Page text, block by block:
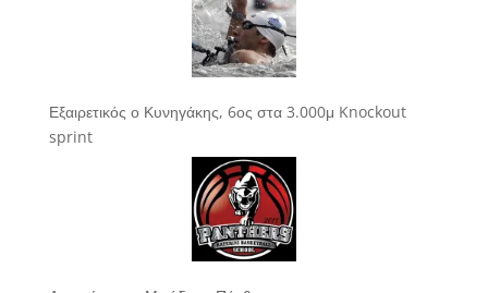
Εξαιρετικός ο Κυνηγάκης, 6ος στα 3.000μ Knockout
sprint